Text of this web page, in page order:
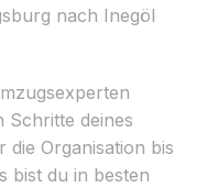
nach Inegöl
Schritte deines
die Organisation bis
bist du in besten